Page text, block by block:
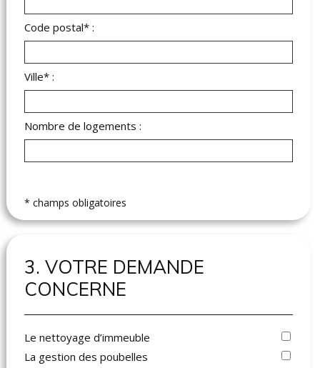
Code postal* :
Ville* :
Nombre de logements :
* champs obligatoires
3. VOTRE DEMANDE
CONCERNE
Le nettoyage d’immeuble
La gestion des poubelles